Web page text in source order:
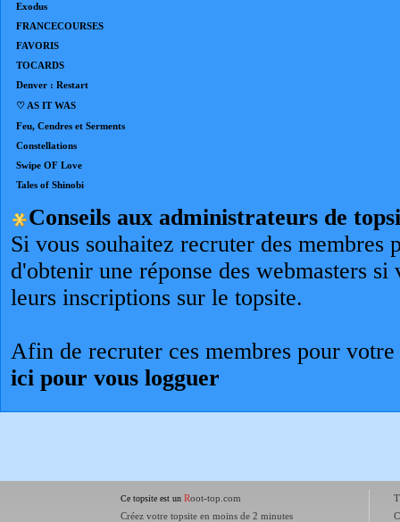
Exodus
FRANCECOURSES
FAVORIS
TOCARDS
Denver : Restart
♡ AS IT WAS
Feu, Cendres et Serments
Constellations
Swipe OF Love
Tales of Shinobi
Conseils aux administrateurs de
Si vous souhaitez recruter des membres
d'obtenir une réponse des webmasters
leurs inscriptions sur le topsite.
Afin de recruter ces membres pour
ici pour vous logguer
Ce topsite est un Root-top.com
Créez votre topsite en moins de 2 minutes